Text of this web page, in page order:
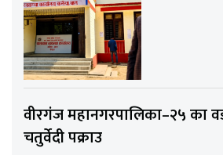
वीरगंज महानगरपालिका–२५ का
चतुर्वेदी पक्राउ